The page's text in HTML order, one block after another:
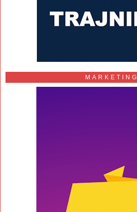
MARKETING